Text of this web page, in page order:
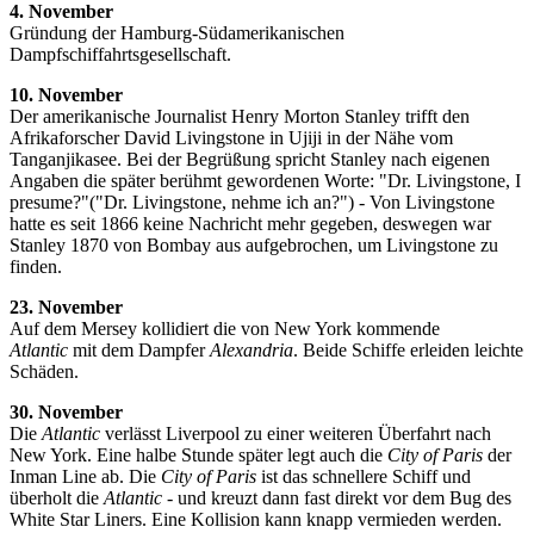
4. November
Gründung der Hamburg-Südamerikanischen
Dampfschiffahrtsgesellschaft.
10. November
Der amerikanische Journalist Henry Morton Stanley trifft den
Afrikaforscher David Livingstone in Ujiji in der Nähe vom
Tanganjikasee. Bei der Begrüßung spricht Stanley nach eigenen
Angaben die später berühmt gewordenen Worte: "Dr. Livingstone, I
presume?"("Dr. Livingstone, nehme ich an?") - Von Livingstone
hatte es seit 1866 keine Nachricht mehr gegeben, deswegen war
Stanley 1870 von Bombay aus aufgebrochen, um Livingstone zu
finden.
23. November
Auf dem Mersey kollidiert die von New York kommende
Atlantic mit dem DampferAlexandria. Beide Schiffe erleiden leichte
Schäden.
30. November
Die Atlantic verlässt Liverpool zu einer weiteren Überfahrt nach
New York. Eine halbe Stunde später legt auch die City of Paris der
Inman Line ab. Die City of Paris ist das schnellere Schiff und
überholt die Atlantic - und kreuzt dann fast direkt vor dem Bug des
White Star Liners. Eine Kollision kann knapp vermieden werden.